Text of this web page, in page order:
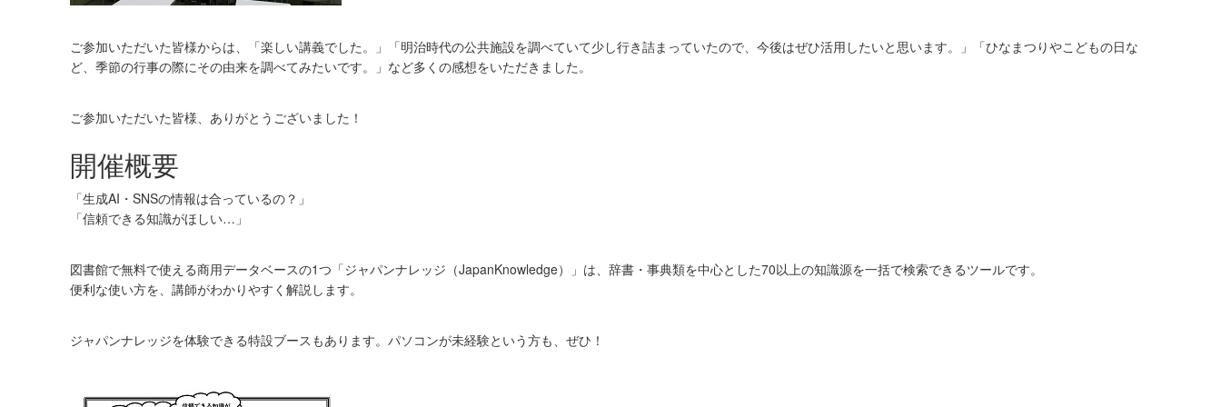
ご参加いただいた皆様からは、「楽しい講義でした。」「明治時代の公共施設を調べていて少し行き詰まっていたので、今後はぜひ活用したいと思います。」「ひなまつりやこどもの日な
ど、季節の行事の際にその由来を調べてみたいです。」など多くの感想をいただきました。
ご参加いただいた皆様、ありがとうございました！
開催概要
「生成AI・SNSの情報は合っているの？」
「信頼できる知識がほしい…」
図書館で無料で使える商用データベースの1つ「ジャパンナレッジ（JapanKnowledge）」は、辞書・事典類を中心とした70以上の知識源を一括で検索できるツールです。
便利な使い方を、講師がわかりやすく解説します。
ジャパンナレッジを体験できる特設ブースもあります。パソコンが未経験という方も、ぜひ！